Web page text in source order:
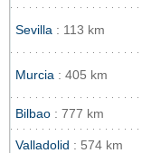
Sevilla : 113 km
Murcia : 405 km
Bilbao : 777 km
Valladolid : 574 km